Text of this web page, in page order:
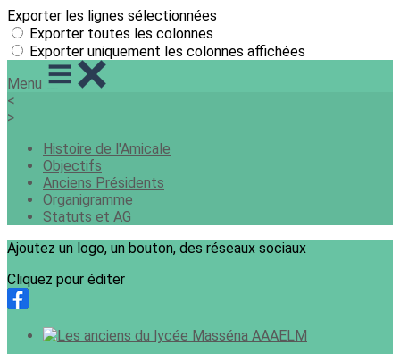
Exporter les lignes sélectionnées
Exporter toutes les colonnes
Exporter uniquement les colonnes affichées
Menu
<
>
Histoire de l'Amicale
Objectifs
Anciens Présidents
Organigramme
Statuts et AG
Ajoutez un logo, un bouton, des réseaux sociaux
Cliquez pour éditer